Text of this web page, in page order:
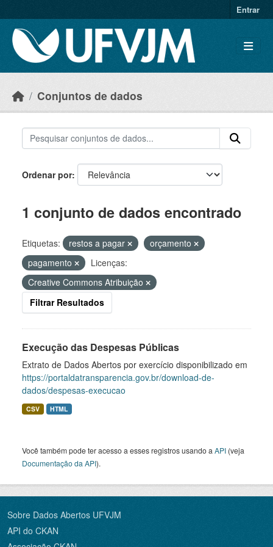
Entrar
Conjuntos de dados
Ordenar por
1 conjunto de dados encontrado
Etiquetas: restos a pagar
orçamento
pagamento
Licenças:
Creative Commons Atribuição
Filtrar Resultados
Execução das Despesas Públicas
Extrato de Dados Abertos por exercício disponibilizado em
https://portaldatransparencia.gov.br/download-de-
dados/despesas-execucao
CSV HTML
Você também pode ter acesso a esses registros usando a API (veja
Documentação da API).
Sobre Dados Abertos UFVJM
API do CKAN